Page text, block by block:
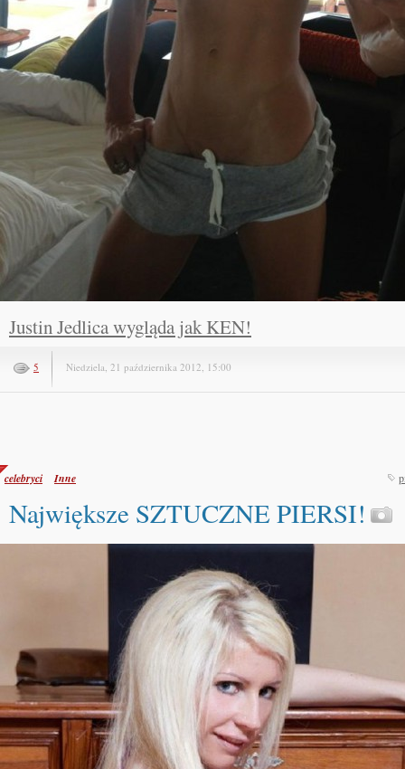
Justin Jedlica wygląda jak KEN!
5 Niedziela, 21 października 2012, 15:00
celebryci Inne
Największe SZTUCZNE PIERSI!